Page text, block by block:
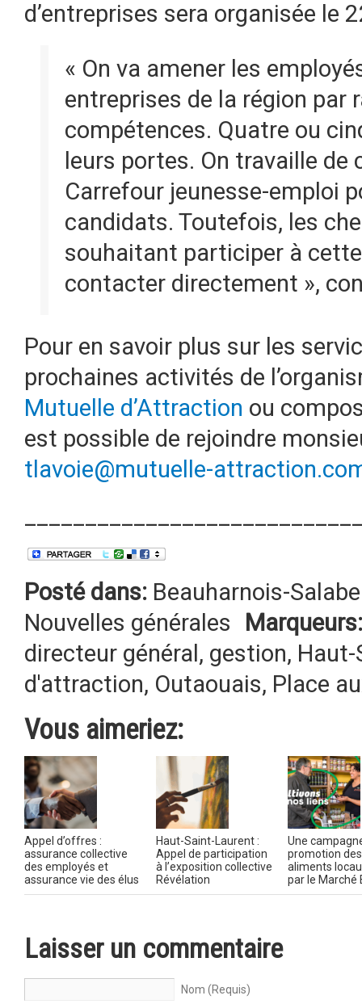
d’entreprises sera organisée le
« On va amener les
entreprises de la région par
compétences. Quatre ou
leurs portes. On travaille de
Carrefour jeunesse-emploi
candidats. Toutefois, les
souhaitant participer à
contacter directement »,
Pour en savoir plus sur les
prochaines activités de
Mutuelle d’Attraction ou
est possible de rejoindre
tlavoie@mutuelle-
Posté dans: Beauharnois-
Nouvelles générales
Marqueurs:
directeur général , gestion,
d'attraction, Outaouais, Place
Vous aimeriez:
Appel d’offres :
assurance collective
des employés et
assurance vie des élus
Haut-Saint-Laurent :
Appel de participation
à l’exposition collective
Révélation
Une
promotion des
aliments
par le Marché
Laisser un commentaire
Nom (Requis)